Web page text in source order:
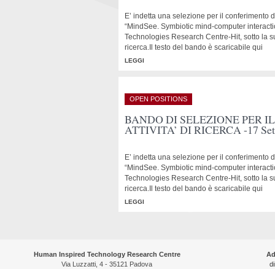
E’ indetta una selezione per il conferimento
“MindSee. Symbiotic mind-computer
Technologies Research Centre-Hit, sotto la
ricerca.Il testo del bando è scaricabile qui
LEGGI
OPEN POSITIONS
BANDO DI SELEZIONE PER
ATTIVITA’ DI RICERCA -17
E’ indetta una selezione per il conferimento
“MindSee. Symbiotic mind-computer
Technologies Research Centre-Hit, sotto la
ricerca.Il testo del bando è scaricabile qui
LEGGI
Human Inspired Technology Research Centre
Via Luzzatti, 4 - 35121 Padova